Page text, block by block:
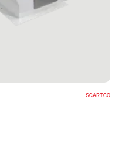
SCARICO